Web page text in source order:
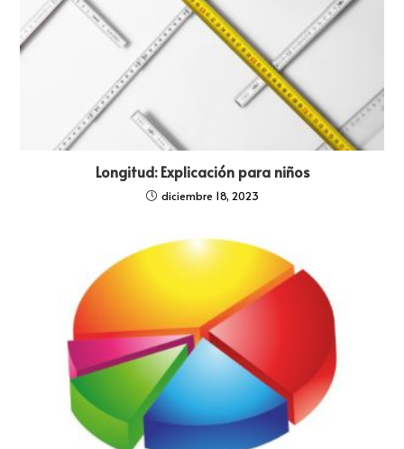
Longitud: Explicación para niños
diciembre 18, 2023